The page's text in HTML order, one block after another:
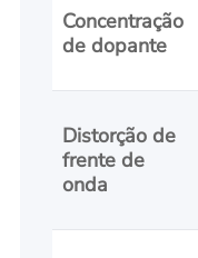
Concentração
de dopante
Distorção de
frente de
onda